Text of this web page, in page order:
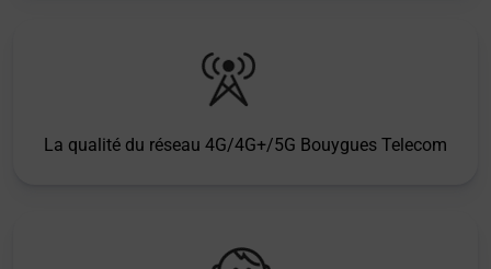
La qualité du réseau 4G/4G+/5G Bouygues Telecom